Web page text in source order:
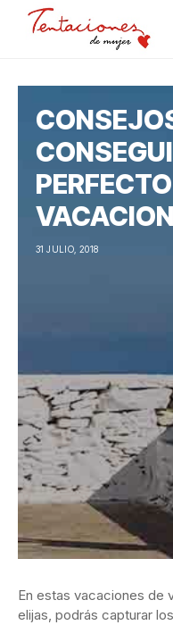
31 JULIO, 2018
En estas vacaciones de
elijas, podrás capturar